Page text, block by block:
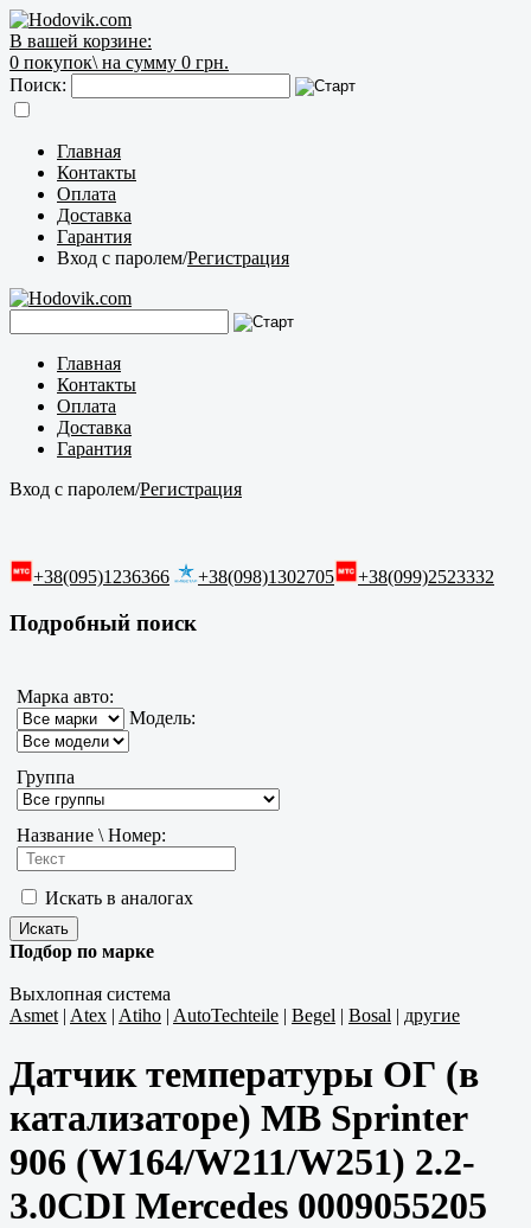
В вашей корзине:
0 покупок\ на сумму 0 грн.
Поиск:
Главная
Контакты
Оплата
Доставка
Гарантия
Вход с паролем/Регистрация
Главная
Контакты
Оплата
Доставка
Гарантия
Вход с паролем/Регистрация
+38(095)1236366 +38(098)1302705 +38(099)2523332
Подробный поиск
Марка авто:
Модель:
Группа
Название \ Номер:
Искать в аналогах
Подбор по марке
Выхлопная система
Asmet| Atex | Atiho | AutoTechteile | Begel | Bosal | другие
Датчик температуры ОГ (в
катализаторе) MB Sprinter
906 (W164/W211/W251) 2.2-
3.0CDI Mercedes 0009055205